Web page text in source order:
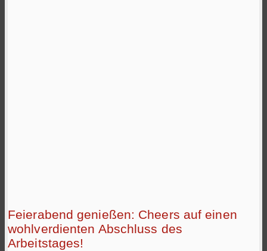
Feierabend genießen: Cheers auf einen
wohlverdienten Abschluss des
Arbeitstages!